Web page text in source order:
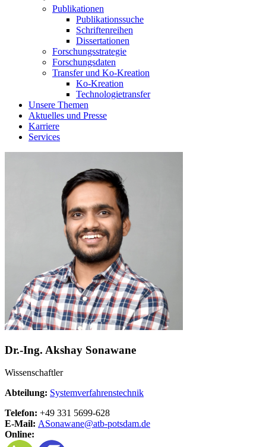
Publikationen
Publikationssuche
Schriftenreihen
Dissertationen
Forschungsstrategie
Forschungsdaten
Transfer und Ko-Kreation
Ko-Kreation
Technologietransfer
Unsere Themen
Aktuelles und Presse
Karriere
Services
Dr.-Ing. Akshay Sonawane
Wissenschaftler
Abteilung: Systemverfahrenstechnik
Telefon: +49 331 5699-628
E-Mail: ASonawane@atb-potsdam.de
Online: